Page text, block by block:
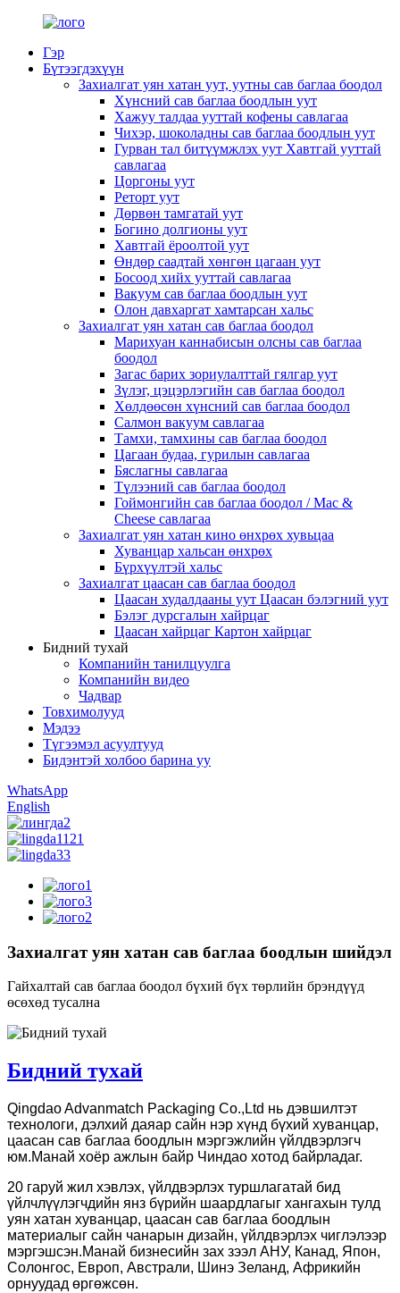
Гэр
Бүтээгдэхүүн
Захиалгат уян хатан уут, уутны сав баглаа боодол
Хүнсний сав баглаа боодлын уут
Хажуу талдаа ууттай кофены савлагаа
Чихэр, шоколадны сав баглаа боодлын уут
Гурван тал битүүмжлэх уут Хавтгай ууттай
савлагаа
Цоргоны уут
Реторт уут
Дөрвөн тамгатай уут
Богино долгионы уут
Хавтгай ёроолтой уут
Өндөр саадтай хөнгөн цагаан уут
Босоод хийх ууттай савлагаа
Вакуум сав баглаа боодлын уут
Олон давхаргат хамтарсан хальс
Захиалгат уян хатан сав баглаа боодол
Марихуан каннабисын олсны сав баглаа
боодол
Загас барих зориулалттай гялгар уут
Зүлэг, цэцэрлэгийн сав баглаа боодол
Хөлдөөсөн хүнсний сав баглаа боодол
Салмон вакуум савлагаа
Тамхи, тамхины сав баглаа боодол
Цагаан будаа, гурилын савлагаа
Бяслагны савлагаа
Түлээний сав баглаа боодол
Гоймонгийн сав баглаа боодол / Mac &
Cheese савлагаа
Захиалгат уян хатан кино өнхрөх хувьцаа
Хуванцар хальсан өнхрөх
Бүрхүүлтэй хальс
Захиалгат цаасан сав баглаа боодол
Цаасан худалдааны уут Цаасан бэлэгний уут
Бэлэг дурсгалын хайрцаг
Цаасан хайрцаг Картон хайрцаг
Бидний тухай
Компанийн танилцуулга
Компанийн видео
Чадвар
Товхимолууд
Мэдээ
Түгээмэл асуултууд
Бидэнтэй холбоо барина уу
WhatsApp
English
Захиалгат уян хатан сав баглаа боодлын шийдэл
Гайхалтай сав баглаа боодол бүхий бүх төрлийн брэндүүд
өсөхөд тусална
Бидний тухай
Qingdao Advanmatch Packaging Co.,Ltd нь дэвшилтэт
технологи, дэлхий даяар сайн нэр хүнд бүхий хуванцар,
цаасан сав баглаа боодлын мэргэжлийн үйлдвэрлэгч
юм.Манай хоёр ажлын байр Чиндао хотод байрладаг.
20 гаруй жил хэвлэх, үйлдвэрлэх туршлагатай бид
үйлчлүүлэгчдийн янз бүрийн шаардлагыг хангахын тулд
уян хатан хуванцар, цаасан сав баглаа боодлын
материалыг сайн чанарын дизайн, үйлдвэрлэх чиглэлээр
мэргэшсэн.Манай бизнесийн зах зээл АНУ, Канад, Япон,
Солонгос, Европ, Австрали, Шинэ Зеланд, Африкийн
орнуудад өргөжсөн.